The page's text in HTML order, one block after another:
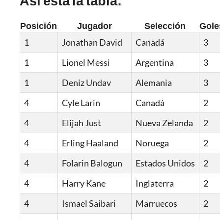
Posición Jugador Selección
1
Jonathan David Canadá
3
1
Lionel Messi Argentina
3
1
Deniz Undav Alemania
3
4
Cyle Larin Canadá
2
4
Elijah Just Nueva Zelanda
2
4
Erling Haaland Noruega
2
4
Folarin Balogun Estados Unidos
2
4
Harry Kane Inglaterra
2
4
Ismael Saibari Marruecos
2